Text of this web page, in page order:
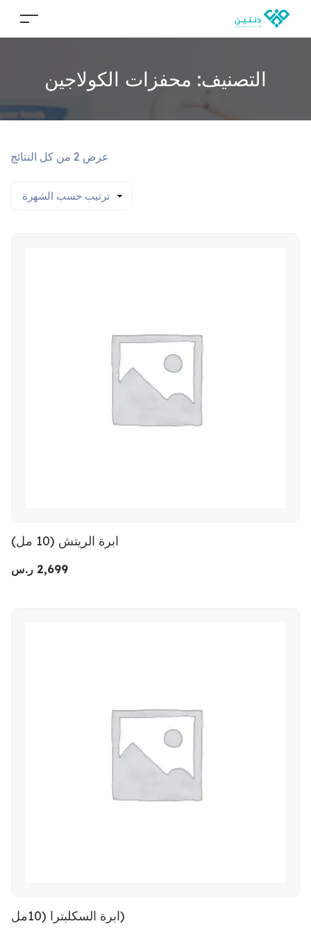
التصنيف: محفزات الكولاجين
عرض ⁦2⁩ من كل النتائج
(ابرة الريتش (10 مل
2,699 ر.س
ابرة السكلبترا (10مل)